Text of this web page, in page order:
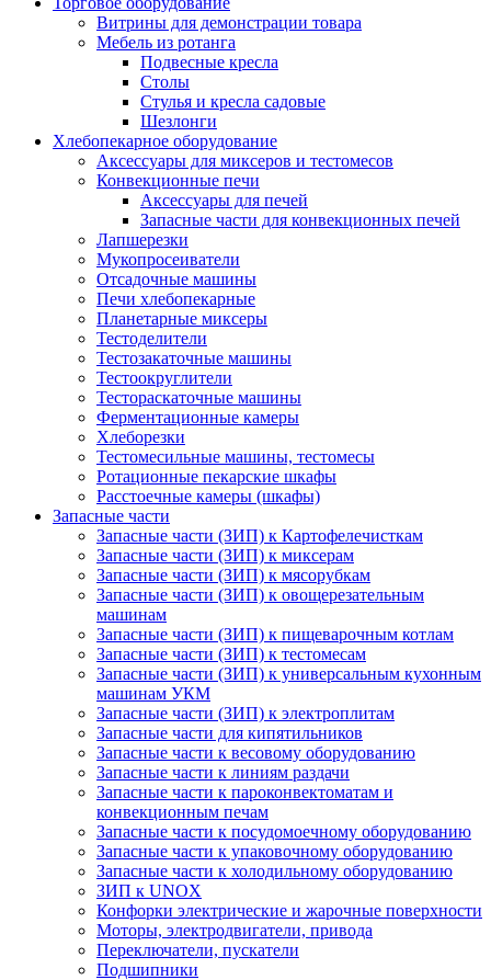
Витрины для демонстрации товара
Мебель из ротанга
Подвесные кресла
Столы
Стулья и кресла садовые
Шезлонги
Хлебопекарное оборудование
Аксессуары для миксеров и тестомесов
Конвекционные печи
Аксессуары для печей
Запасные части для конвекционных печей
Лапшерезки
Мукопросеиватели
Отсадочные машины
Печи хлебопекарные
Планетарные миксеры
Тестоделители
Тестозакаточные машины
Тестоокруглители
Тестораскаточные машины
Ферментационные камеры
Хлеборезки
Тестомесильные машины, тестомесы
Ротационные пекарские шкафы
Расстоечные камеры (шкафы)
Запасные части
Запасные части (ЗИП) к Картофелечисткам
Запасные части (ЗИП) к миксерам
Запасные части (ЗИП) к мясорубкам
Запасные части (ЗИП) к овощерезательным
машинам
Запасные части (ЗИП) к пищеварочным котлам
Запасные части (ЗИП) к тестомесам
Запасные части (ЗИП) к универсальным кухонным
машинам УКМ
Запасные части (ЗИП) к электроплитам
Запасные части для кипятильников
Запасные части к весовому оборудованию
Запасные части к линиям раздачи
Запасные части к пароконвектоматам и
конвекционным печам
Запасные части к посудомоечному оборудованию
Запасные части к упаковочному оборудованию
Запасные части к холодильному оборудованию
ЗИП к UNOX
Конфорки электрические и жарочные поверхности
Моторы, электродвигатели, привода
Переключатели, пускатели
Подшипники